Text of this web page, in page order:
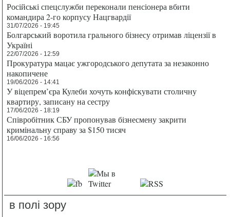
Російські спецслужби переконали пенсіонера вбити
командира 2-го корпусу Нацгвардії
31/07/2026 - 19:45
Болгарський воротила грального бізнесу отримав ліцензії в
Україні
22/07/2026 - 12:59
Прокуратура мацає ужгородського депутата за незаконно
накопичене
19/06/2026 - 14:41
У віцепрем’єра Кулеби хочуть конфіскувати столичну
квартиру, записану на сестру
17/06/2026 - 18:19
Співробітник СБУ пропонував бізнесмену закрити
кримінальну справу за $150 тисяч
16/06/2026 - 16:56
в полі зору